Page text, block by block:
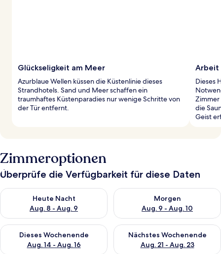
Glückseligkeit am Meer
Azurblaue Wellen küssen die Küstenlinie dieses
Strandhotels. Sand und Meer schaffen ein
traumhaftes Küstenparadies nur wenige Schritte von
der Tür entfernt.
Arbeit
Dieses
die
Geist
Zimmeroptionen
Überprüfe die Verfügbarkeit für diese Daten
Heute Nacht
Aug. 8 - Aug. 9
Überprüfe die Verfügbarkeit für heute Nacht, Aug. 8 - Aug. 9.
Morgen
Aug. 9 - Aug. 10
Überprüfe die Verfügbarkeit
Dieses Wochenende
Aug. 14 - Aug. 16
Überprüfe die Verfügbarkeit für dieses Wochenende, Aug. 14
Nächstes Wochenende
Aug. 21 - Aug. 23
Überprüfe die Verfügbarkeit